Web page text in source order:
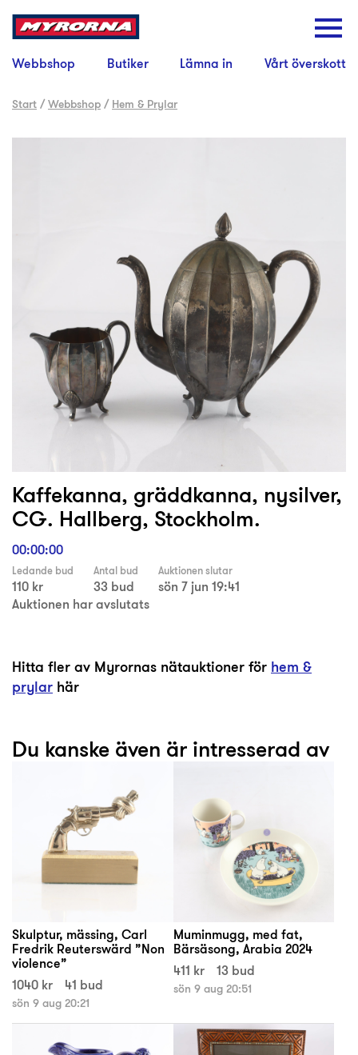
Webbshop Butiker Lämna in Vårt överskott
Start /Webbshop / Hem & Prylar
Kaffekanna, gräddkanna, nysilver,
CG. Hallberg, Stockholm.
00:00:00
Ledande bud
110 kr
Antal bud
33 bud
Auktionen slutar
sön 7 jun 19:41
Auktionen har avslutats
Hitta fler av Myrornas nätauktioner för hem &
prylar här
Du kanske även är intresserad av
Skulptur, mässing, Carl
Fredrik Reuterswärd ”Non
violence”
1040 kr
41 bud
sön 9 aug 20:21
Muminmugg, med fat,
Bärsäsong, Arabia 2024
411 kr
13 bud
sön 9 aug 20:51